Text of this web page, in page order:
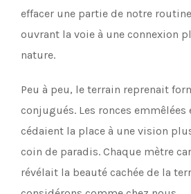
effacer une partie de notre
ouvrant la voie à une connexion
nature.
Peu à peu, le terrain reprenait
conjugués. Les ronces emmêlées
cédaient la place à une vision
coin de paradis. Chaque mètre
révélait la beauté cachée de la